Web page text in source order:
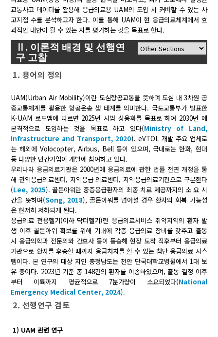
교통사고 데이터를 활용해 응급의료용 UAM의 도입 시 커버할 수 있는 사
고지점 수를 분석하고자 한다. 이를 통해 UAM이 현 응급의료체계에서 효
과적인 대안이 될 수 있는 지를 평가하는 것을 목표로 한다.
Ⅱ. 이론적 배경 및 선행연
구 고찰
1. 용어의 정의
UAM(Urban Air Mobility)이란 도심항공교통을 뜻하며 도심 내 3차원 공
중교통체계를 활용한 항공운송 생 태계를 의미한다. 국토교통부가 발표한
K-UAM 로드맵에 따르면 2025년 시범 상용화를 목표로 하여 2030년 에
본격적으로 도입하는 것을 목표로 하고 있다(Ministry of Land,
Infrastructure and Transport, 2020). eVTOL 개발 주요 업체로
는 해외에 Volocopter, Airbus, Bell 등이 있으며, 국내로는 한화, 현대
등 다양한 민간기업이 개발에 참여하고 있다.
우리나라 응급의료기관은 2000년에 응급의료에 관한 법률 전면 개정을 통
해 권역응급의료센터, 지역응급 의료센터, 지역응급의료기관으로 구분한다
(Lee, 2025). 골든아워란 중증응급환자의 최종 치료 제공까지의 소 요 시
간을 뜻하며(Song, 2018), 골든아워를 넘어설 경우 환자의 회복 가능성
은 현저히 저하되게 된다.
응급의료 전용헬기(이하 닥터헬기)란 응급의료서비스 취약지역의 환자 발
생 이후 골든아워 확보를 위해 기내에 각종 응급의료 장비를 갖추고 출동
시 응급의학과 전문의와 간호사 등이 동승해 현장 도착 직후부터 응급의료
기관으로 환자를 후송할 때까지 응급처치를 할 수 있는 첨단 응급의료 시스
템이다. 본 연구의 대상 지인 충청남도는 천안 단국대학교병원에서 1대 보
유 중이다. 2023년 기준 총 148건의 환자를 이송하였으며, 출동 결정 이후
부터 이륙까지 평균적으로 7분가량이 소요되었다(National
Emergency Medical Center, 2024).
2. 선행연구 검토
1) UAM 관련 연구